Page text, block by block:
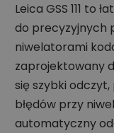
Leica GSS 111 to
do precyzyjnych
niwelatorami
zaprojektowany
się szybki
błędów przy
automatyczny